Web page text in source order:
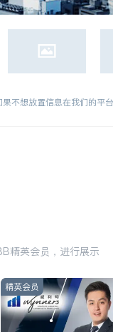
果不想放置信息在我们的平
精英会员，进行展示
精英会员